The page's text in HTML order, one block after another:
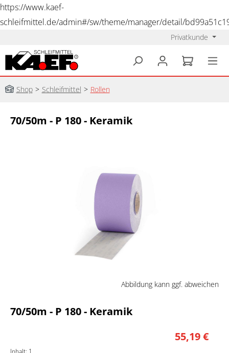
https://www.kaef-
schleifmittel.de/admin#/sw/theme/manager/detail/
Privatkunde
Shop > Schleifmittel > Rollen
70/50m - P 180 - Keramik
Abbildung kann ggf. abweichen
70/50m - P 180 - Keramik
55,19 €